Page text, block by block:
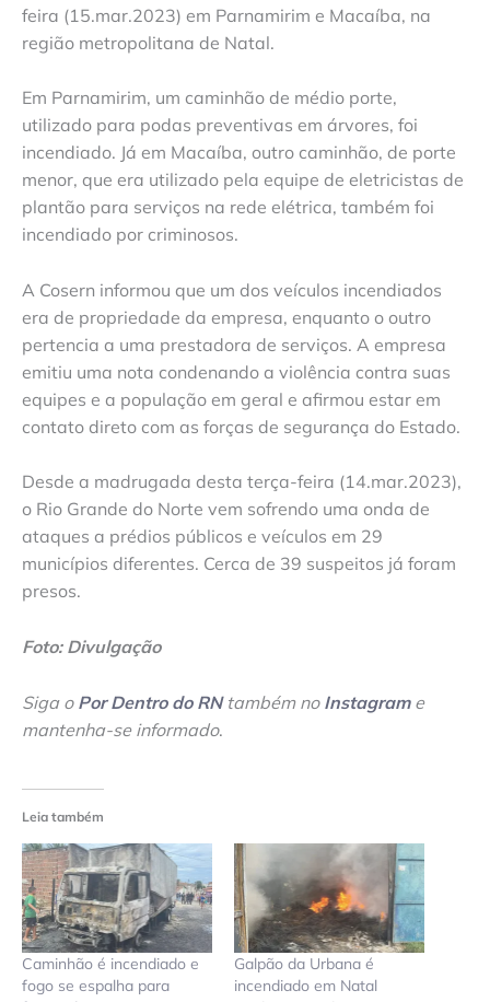
feira (15.mar.2023) em Parnamirim e Macaíba, na
região metropolitana de Natal.
Em Parnamirim, um caminhão de médio porte,
utilizado para podas preventivas em árvores, foi
incendiado. Já em Macaíba, outro caminhão, de porte
menor, que era utilizado pela equipe de eletricistas de
plantão para serviços na rede elétrica, também foi
incendiado por criminosos.
A Cosern informou que um dos veículos incendiados
era de propriedade da empresa, enquanto o outro
pertencia a uma prestadora de serviços. A empresa
emitiu uma nota condenando a violência contra suas
equipes e a população em geral e afirmou estar em
contato direto com as forças de segurança do Estado.
Desde a madrugada desta terça-feira (14.mar.2023),
o Rio Grande do Norte vem sofrendo uma onda de
ataques a prédios públicos e veículos em 29
municípios diferentes. Cerca de 39 suspeitos já foram
presos.
Foto: Divulgação
Siga o Por Dentro do RNtambém no Instagrame
mantenha-se informado.
Leia também
Caminhão é incendiado e
fogo se espalha para
Galpão da Urbana é
incendiado em Natal